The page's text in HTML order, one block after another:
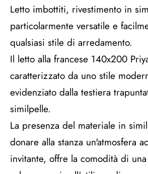
Letto imbottiti, rivestimento in
particolarmente versatile e
qualsiasi stile di arredamento.
Il letto alla francese 140x200
caratterizzato da uno stile
evidenziato dalla testiera
similpelle.
La presenza del materiale in
donare alla stanza un'atmosfera
invitante, offre la comodità di